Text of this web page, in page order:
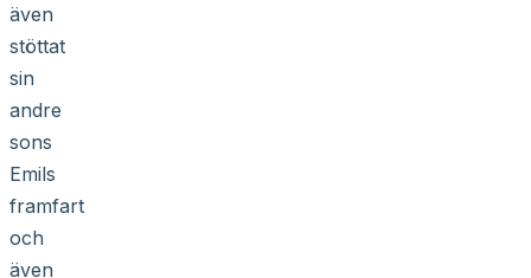
även
stöttat
sin
andre
sons
Emils
framfart
och
även